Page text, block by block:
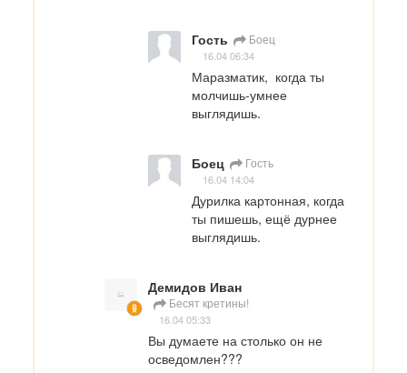
Гость Боец
16.04 06:34
Маразматик,  когда ты
молчишь-умнее
выглядишь.
Боец Гость
16.04 14:04
Дурилка картонная, когда
ты пишешь, ещё дурнее
выглядишь.
Демидов Иван
Бесят кретины!
16.04 05:33
Вы думаете на столько он не
осведомлен???